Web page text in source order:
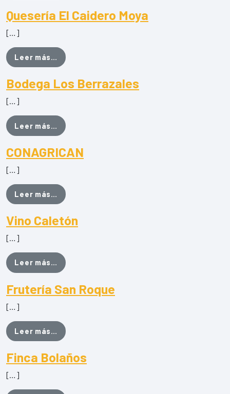
Quesería El Caidero Moya
[…]
Leer más… from Quesería El Caidero Moya
Bodega Los Berrazales
[…]
Leer más… from Bodega Los Berrazales
CONAGRICAN
[…]
Leer más… from CONAGRICAN
Vino Caletón
[…]
Leer más… from Vino Caletón
Frutería San Roque
[…]
Leer más… from Frutería San Roque
Finca Bolaños
[…]